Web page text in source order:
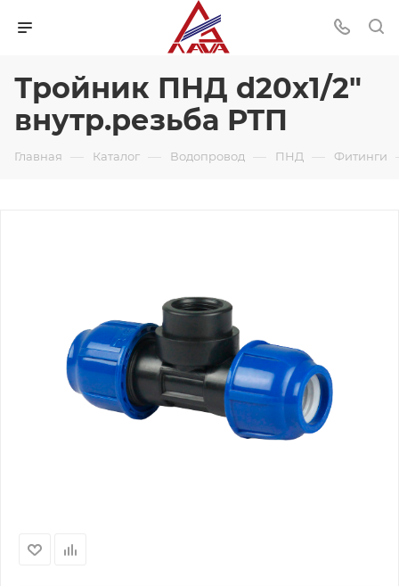
Тройник ПНД d20x1/2"
внутр.резьба РТП
Главная — Каталог — Водопровод — ПНД — Фитинги